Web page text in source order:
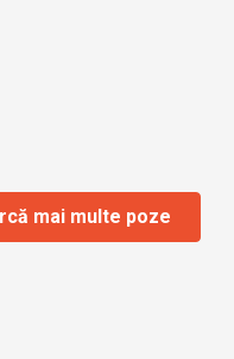
mai multe poze